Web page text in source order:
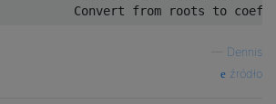
Dennis
źródło